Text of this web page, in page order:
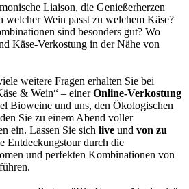
Liaison, die Genießerherzen
welcher Wein passt zu welchem Käse?
sind besonders gut? Wo
Käse-Verkostung in der Nähe von
weitere Fragen erhalten Sie bei
& Wein“ – einerOnline-Verkostung
Bioweine und uns, den Ökologischen
Sie zu einem Abend voller
ein. Lassen Sie sich live und von zu
Entdeckungstour durch die
und perfekten Kombinationen von
führen.